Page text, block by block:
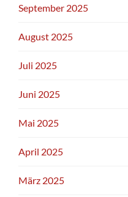
September 2025
August 2025
Juli 2025
Juni 2025
Mai 2025
April 2025
März 2025